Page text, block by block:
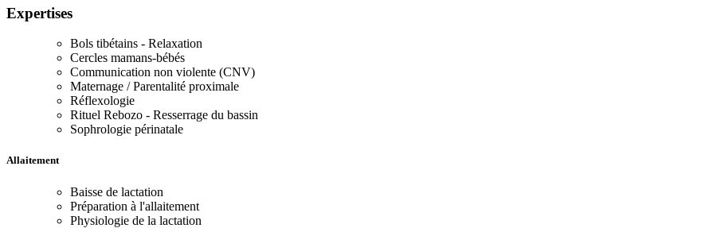
Expertises
Bols tibétains - Relaxation
Cercles mamans-bébés
Communication non violente (CNV)
Maternage / Parentalité proximale
Réflexologie
Rituel Rebozo - Resserrage du bassin
Sophrologie périnatale
Allaitement
Baisse de lactation
Préparation à l'allaitement
Physiologie de la lactation